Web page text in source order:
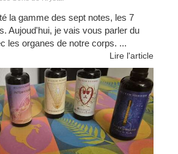
la gamme des sept notes, les 7
Aujoud'hui, je vais vous parler du
les organes de notre corps. ...
Lire l'article